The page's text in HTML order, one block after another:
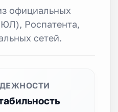
официальных
Роспатента,
сетей.